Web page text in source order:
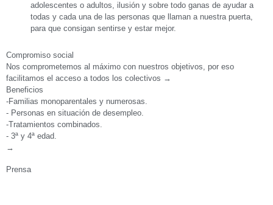
adolescentes o adultos, ilusión y sobre todo ganas de ayudar a
todas y cada una de las personas que llaman a nuestra puerta,
para que consigan sentirse y estar mejor.
Compromiso social
Nos comprometemos al máximo con nuestros objetivos, por eso
facilitamos el acceso a todos los colectivos →
Beneficios
-Familias monoparentales y numerosas.
- Personas en situación de desempleo.
-Tratamientos combinados.
- 3ª y 4ª edad.
→
Prensa